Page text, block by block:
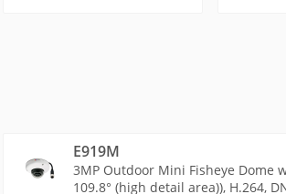
E919M
3MP Outdoor Mini Fisheye Dome
109.8° (high detail area)), H.264,